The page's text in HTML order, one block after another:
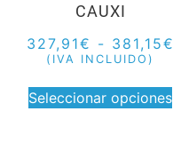
CAUXI
327,91€ - 381,15€
(IVA INCLUIDO)
Seleccionar opciones